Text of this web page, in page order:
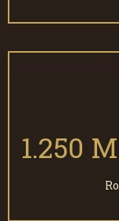
1.250